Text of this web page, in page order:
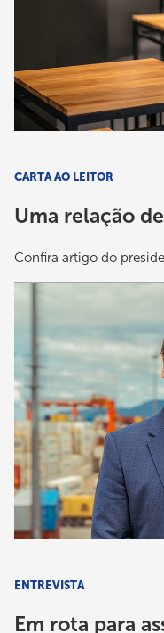
CARTA AO LEITOR
Uma relação
Confira artigo do
ENTREVISTA
Em rota para